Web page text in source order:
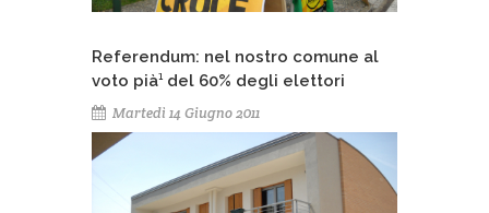
Referendum: nel nostro comune al
voto pià¹ del 60% degli elettori
Martedì 14 Giugno 2011